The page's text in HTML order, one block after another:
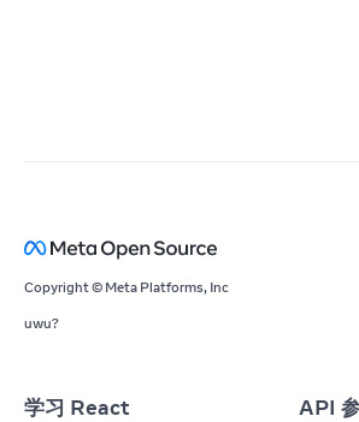
Copyright © Meta Platforms, Inc
uwu?
学习 React API